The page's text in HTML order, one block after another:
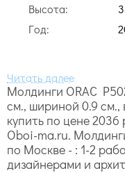
Высота:
Год:
Молдинги ORAC
cм., шириной 0.9 cм.,
купить по цене
Oboi-ma.ru.
по Москве - : 1-2
дизайнерами и